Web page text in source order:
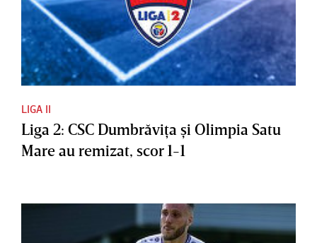
LIGA II
Liga 2: CSC Dumbrăviţa şi Olimpia Satu
Mare au remizat, scor 1-1